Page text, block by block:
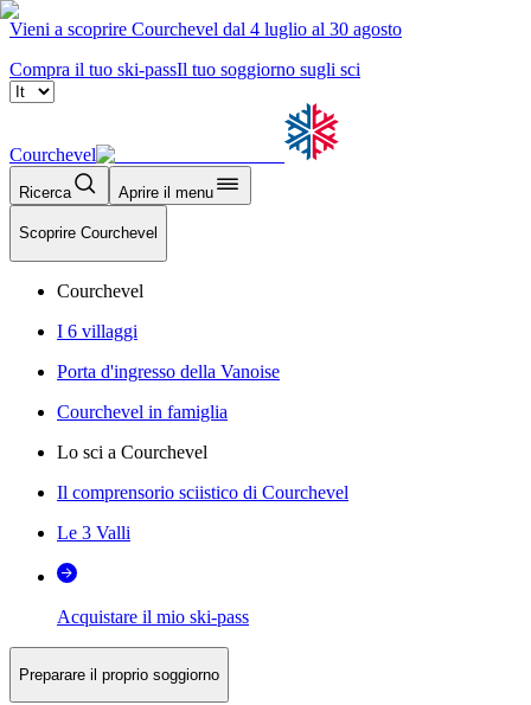
Vieni a scoprire Courchevel dal 4 luglio al 30 agosto
Compra il tuo ski-passIl tuo soggiorno sugli sci
Courchevel
Ricerca Aprire il menu
Scoprire Courchevel
Courchevel
I 6 villaggi
Porta d'ingresso della Vanoise
Courchevel in famiglia
Lo sci a Courchevel
Il comprensorio sciistico di Courchevel
Le 3 Valli
Acquistare il mio ski-pass
Preparare il proprio soggiorno